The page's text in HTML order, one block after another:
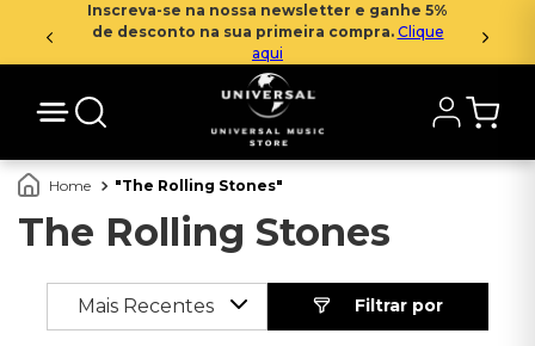
Inscreva-se na nossa newsletter e ganhe 5%
de desconto na sua primeira compra. Clique
aqui
The Rolling Stones
The Rolling Stones
Mais Recentes